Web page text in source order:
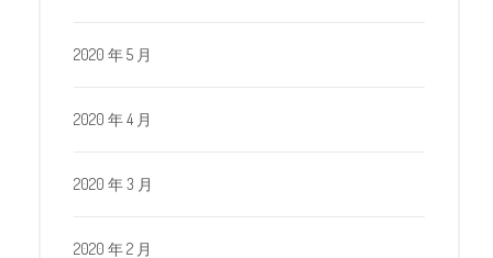
2020 年 5 月
2020 年 4 月
2020 年 3 月
2020 年 2 月